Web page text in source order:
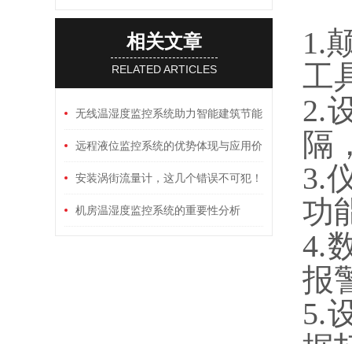
相关文章
RELATED ARTICLES
无线温湿度监控系统助力智能建筑节能
减排远程液位监控系统的优势体现与应用价
值安装涡街流量计，这几个错误不可犯！
机房温湿度监控系统的重要性分析
1.
工
2.
隔
3.
功
4.
报
5.